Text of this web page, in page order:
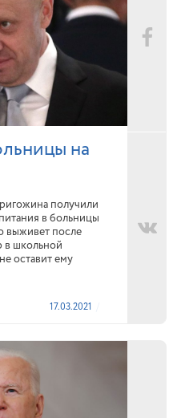
на
получили
в больницы
выживет после
в школьной
оставит ему
17.03.2021